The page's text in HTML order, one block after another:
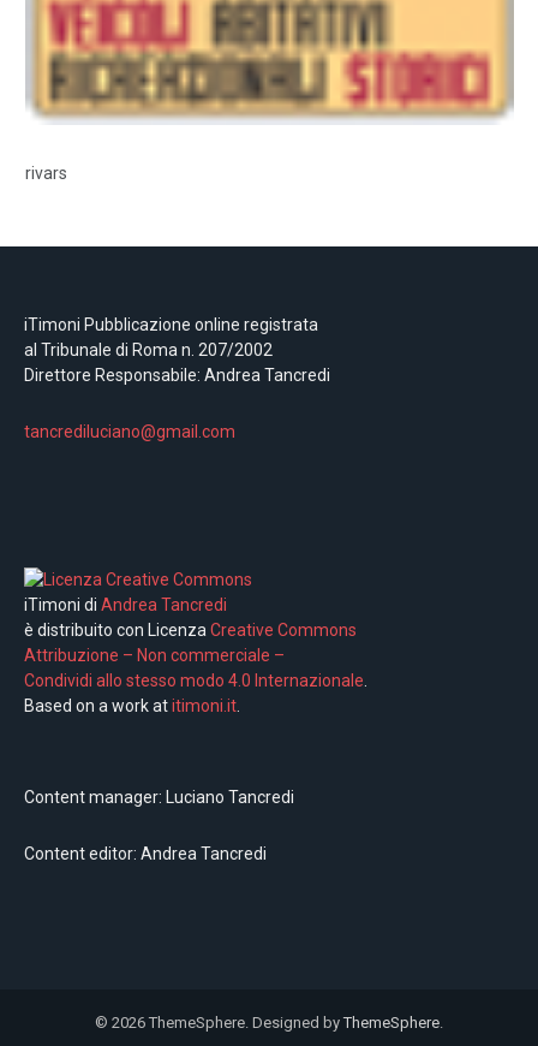
rivars
iTimoni Pubblicazione online registrata
al Tribunale di Roma n. 207/2002
Direttore Responsabile: Andrea Tancredi
tancrediluciano@gmail.com
iTimoni di Andrea Tancredi
è distribuito con LicenzaCreative Commons
Attribuzione – Non commerciale –
Condividi allo stesso modo 4.0 Internazionale.
Based on a work atitimoni.it.
Content manager: Luciano Tancredi
Content editor: Andrea Tancredi
© 2026 ThemeSphere. Designed byThemeSphere.